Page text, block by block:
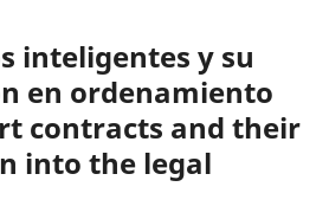
inteligentes y su
en ordenamiento
contracts and their
into the legal